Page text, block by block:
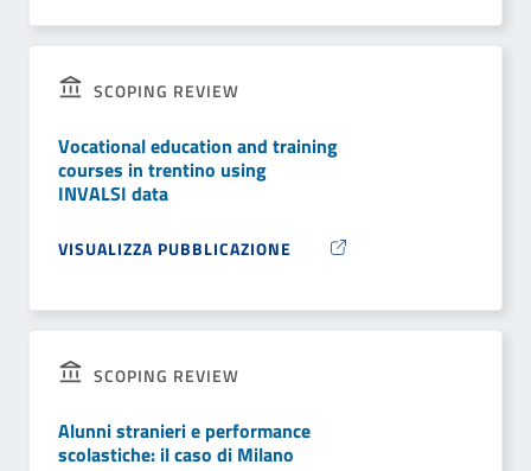
SCOPING REVIEW
Vocational education and training
courses in trentino using
INVALSI data
VISUALIZZA PUBBLICAZIONE
SCOPING REVIEW
Alunni stranieri e performance
scolastiche: il caso di Milano